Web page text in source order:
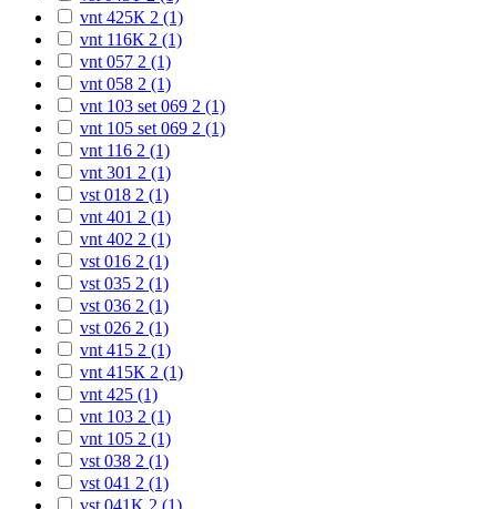
vnt 425К 2 (1)
vnt 116К 2 (1)
vnt 057 2 (1)
vnt 058 2 (1)
vnt 103 set 069 2 (1)
vnt 105 set 069 2 (1)
vnt 116 2 (1)
vnt 301 2 (1)
vst 018 2 (1)
vnt 401 2 (1)
vnt 402 2 (1)
vst 016 2 (1)
vst 035 2 (1)
vst 036 2 (1)
vst 026 2 (1)
vnt 415 2 (1)
vnt 415К 2 (1)
vnt 425 (1)
vnt 103 2 (1)
vnt 105 2 (1)
vst 038 2 (1)
vst 041 2 (1)
vst 041K 2 (1)